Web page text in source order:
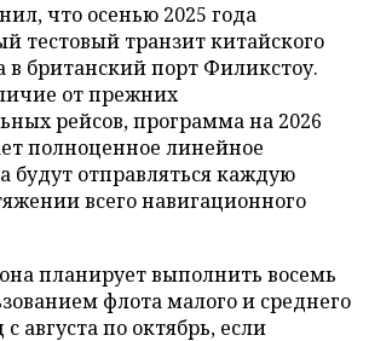
что осенью 2025 года
тестовый транзит китайского
в британский порт Филикстоу.
от прежних
рейсов, программа на 2026
полноценное линейное
будут отправляться каждую
всего навигационного
планирует выполнить восемь
флота малого и среднего
августа по октябрь, если